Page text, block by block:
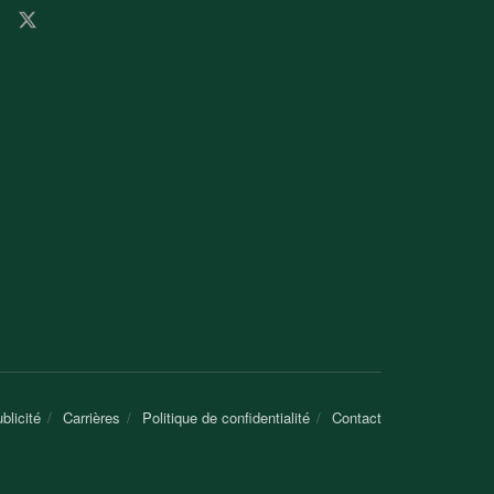
Carrières Politique de confidentialité Contact